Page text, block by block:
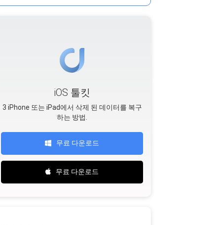
iOS 툴킷
3 iPhone 또는 iPad에서 삭제 된 데이터를 복구
하는 방법.
무료 다운로드
무료 다운로드